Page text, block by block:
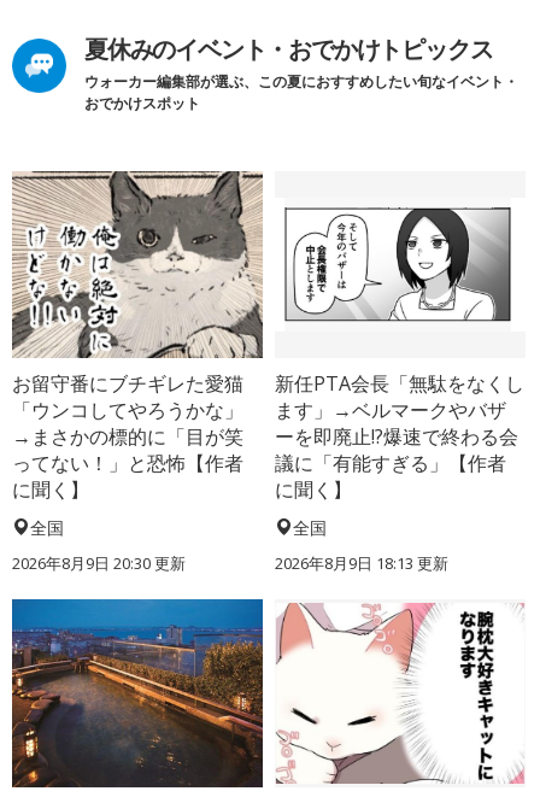
夏休みのイベント・おでかけトピックス
ウォーカー編集部が選ぶ、この夏におすすめしたい旬なイベント・
おでかけスポット
お留守番にブチギレた愛猫
「ウンコしてやろうかな」
→まさかの標的に「目が笑
ってない！」と恐怖【作者
に聞く】
全国
2026年8月9日 20:30更新
新任PTA会長「無駄をなくし
ます」→ベルマークやバザ
ーを即廃止!?爆速で終わる会
議に「有能すぎる」【作者
に聞く】
全国
2026年8月9日 18:13 更新